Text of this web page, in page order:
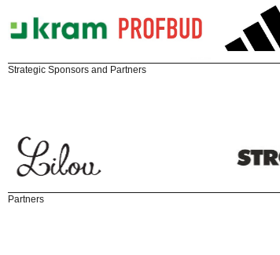
Strategic Sponsors and Partners
Partners